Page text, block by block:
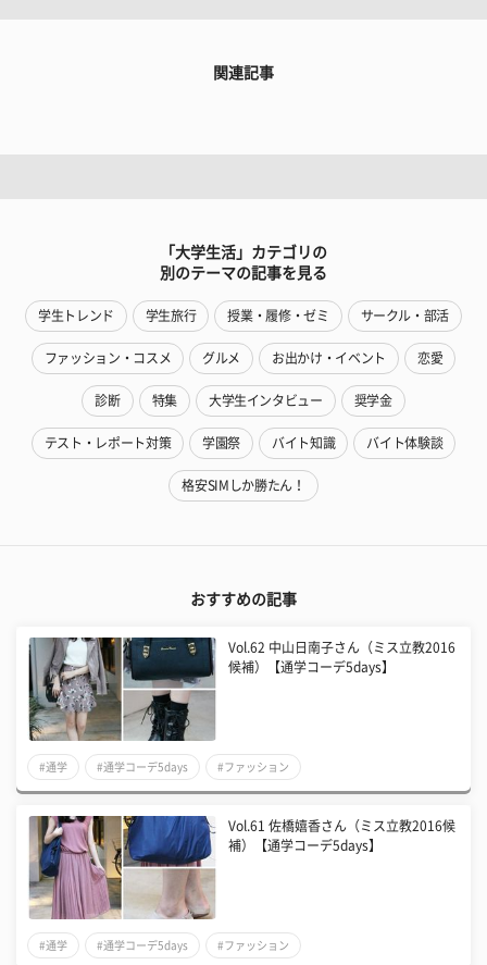
関連記事
「大学生活」カテゴリの
別のテーマの記事を見る
学生トレンド 学生旅行 授業・履修・ゼミ サークル・部活
ファッション・コスメ グルメ お出かけ・イベント 恋愛
診断 特集 大学生インタビュー 奨学金
テスト・レポート対策 学園祭 バイト知識 バイト体験談
格安SIMしか勝たん！
おすすめの記事
Vol.62 中山日南子さん（ミス立教2016
候補）【通学コーデ5days】
#通学 #通学コーデ5days #ファッション
Vol.61 佐橋嬉香さん（ミス立教2016候
補）【通学コーデ5days】
#通学 #通学コーデ5days #ファッション